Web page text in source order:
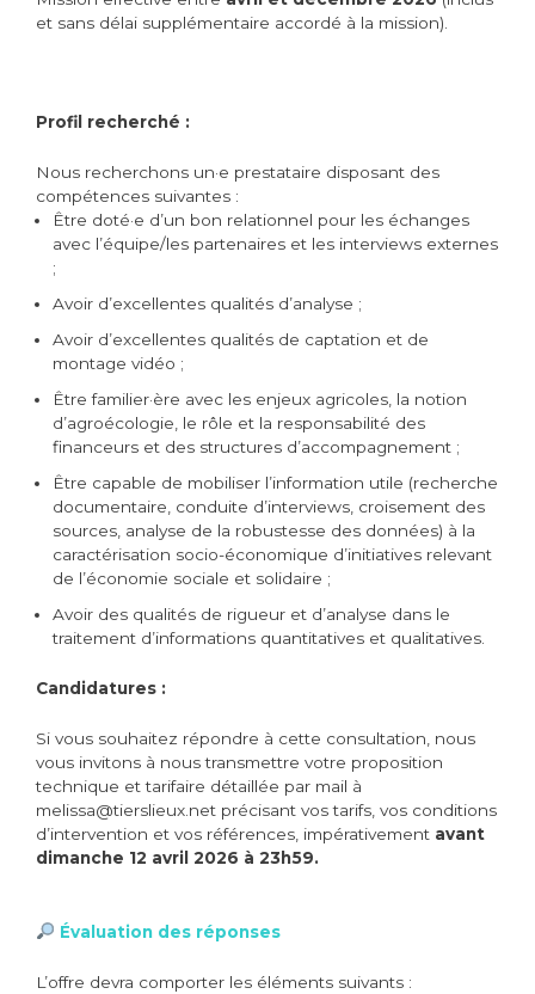
et sans délai supplémentaire accordé à la mission).
Profil recherché :
Nous recherchons un·e prestataire disposant des
compétences suivantes :
Être doté·e d’un bon relationnel pour les échanges
avec l’équipe/les partenaires et les interviews externes
;
Avoir d’excellentes qualités d’analyse ;
Avoir d’excellentes qualités de captation et de
montage vidéo ;
Être familier·ère avec les enjeux agricoles, la notion
d’agroécologie, le rôle et la responsabilité des
financeurs et des structures d’accompagnement ;
Être capable de mobiliser l’information utile (recherche
documentaire, conduite d’interviews, croisement des
sources, analyse de la robustesse des données) à la
caractérisation socio-économique d’initiatives relevant
de l’économie sociale et solidaire ;
Avoir des qualités de rigueur et d’analyse dans le
traitement d’informations quantitatives et qualitatives.
Candidatures :
Si vous souhaitez répondre à cette consultation, nous
vous invitons à nous transmettre votre proposition
technique et tarifaire détaillée par mail à
melissa@tierslieux.net précisant vos tarifs, vos conditions
d’intervention et vos références, impérativement avant
dimanche 12 avril 2026 à 23h59.
Évaluation des réponses
L’offre devra comporter les éléments suivants :